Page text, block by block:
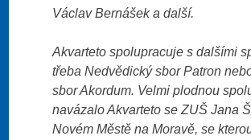
Václav Bernášek a další.
Akvarteto spolupracuje s dalšími
třeba Nedvědický sbor Patron
sbor Akordum. Velmi plodnou
navázalo Akvarteto se ZUŠ Jana
Novém Městě na Moravě, se